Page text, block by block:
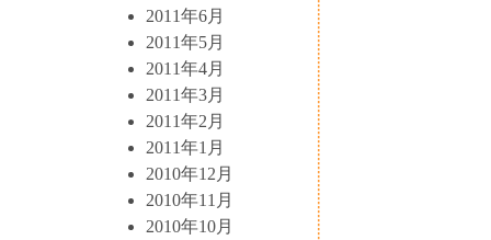
2011年6月
2011年5月
2011年4月
2011年3月
2011年2月
2011年1月
2010年12月
2010年11月
2010年10月